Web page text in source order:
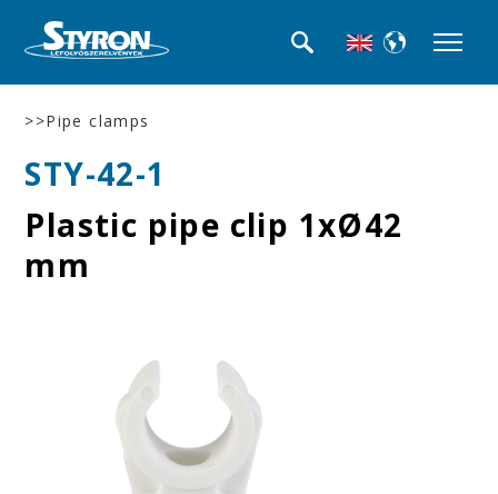
>>Pipe clamps
STY-42-1
Plastic pipe clip 1xØ42
mm